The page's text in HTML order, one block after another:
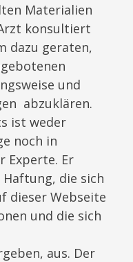
Materialien
konsultiert
dazu geraten,
und
abzuklären.
ist weder
noch in
Experte. Er
die sich
dieser Webseite
und die sich
aus. Der